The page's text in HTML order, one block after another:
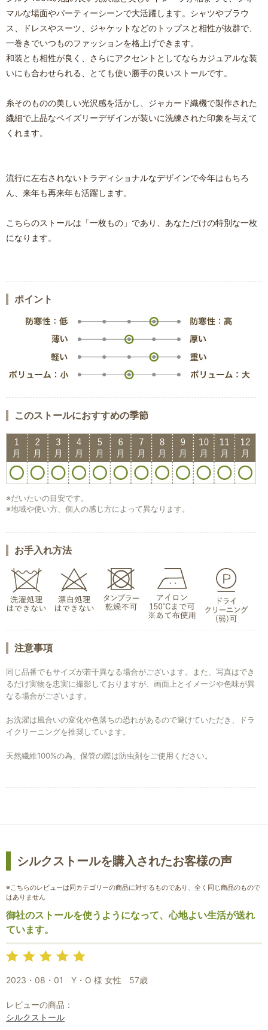
お買い物を続ける カートへ進む
ポイント
このストールにおすすめの季節
※だいたいの目安です。
※地域や使い方、個人の感じ方によって異なります。
お手入れ方法
注意事項
同じ品番でもサイズが若干異なる場合がございます。また、写真はでき
るだけ実物を忠実に撮影しておりますが、画面上とイメージや色味が異
なる場合がございます。
お洗濯は風合いの変化や色落ちの恐れがあるので避けていただき、ドラ
イクリーニングを推奨しています。
天然繊維100%の為、保管の際は防虫剤をご使用ください。
マルな場面やパーティーシーンで大活躍します。シャツやブラウ
ス、ドレスやスーツ、ジャケットなどのトップスと相性が抜群で、
一巻きでいつものファッションを格上げできます。
和装とも相性が良く、さらにアクセントとしてならカジュアルな装
いにも合わせられる、とても使い勝手の良いストールです。
糸そのものの美しい光沢感を活かし、ジャカード織機で製作された
繊細で上品なペイズリーデザインが装いに洗練された印象を与えて
くれます。
流行に左右されないトラディショナルなデザインで今年はもちろ
ん、来年も再来年も活躍します。
こちらのストールは「一枚もの」であり、あなただけの特別な一枚
になります。
シルクストールを購入されたお客様の声
※こちらのレビューは同カテゴリーの商品に対するものであり、全く同じ商品のもので
はありません
御社のストールを使うようになって、心地よい生活が送れ
ています。
2023・08・01 Y・O 様 女性 57歳
レビューの商品：
シルクストール